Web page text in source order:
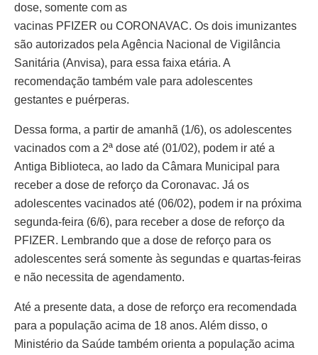
dose, somente com as
vacinas PFIZER ou CORONAVAC. Os dois imunizantes
são autorizados pela Agência Nacional de Vigilância
Sanitária (Anvisa), para essa faixa etária. A
recomendação também vale para adolescentes
gestantes e puérperas.
Dessa forma, a partir de amanhã (1/6), os adolescentes
vacinados com a 2ª dose até (01/02), podem ir até a
Antiga Biblioteca, ao lado da Câmara Municipal para
receber a dose de reforço da Coronavac. Já os
adolescentes vacinados até (06/02), podem ir na próxima
segunda-feira (6/6), para receber a dose de reforço da
PFIZER. Lembrando que a dose de reforço para os
adolescentes será somente às segundas e quartas-feiras
e não necessita de agendamento.
Até a presente data, a dose de reforço era recomendada
para a população acima de 18 anos. Além disso, o
Ministério da Saúde também orienta a população acima